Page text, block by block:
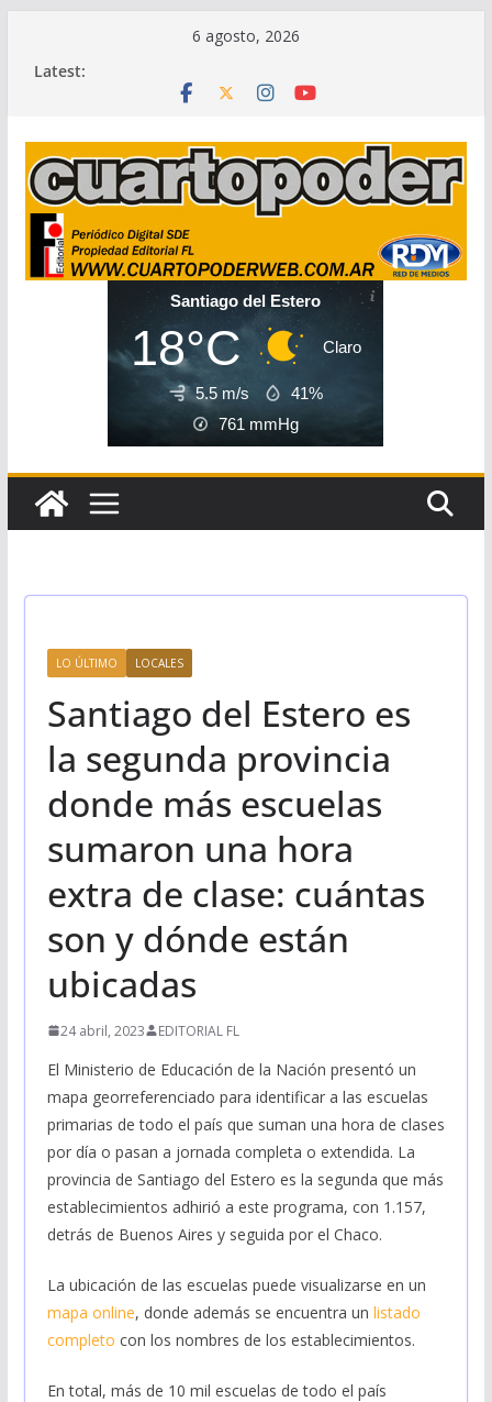
6 agosto, 2026
Latest:
Santiago del Estero
18°C Claro
5.5 m/s
41%
761 mmHg
LO ÚLTIMO LOCALES
Santiago del Estero es
la segunda provincia
donde más escuelas
sumaron una hora
extra de clase: cuántas
son y dónde están
ubicadas
24 abril, 2023 EDITORIAL FL
El Ministerio de Educación de la Nación presentó un
mapa georreferenciado para identificar a las escuelas
primarias de todo el país que suman una hora de clases
por día o pasan a jornada completa o extendida. La
provincia de Santiago del Estero es la segunda que más
establecimientos adhirió a este programa, con 1.157,
detrás de Buenos Aires y seguida por el Chaco.
La ubicación de las escuelas puede visualizarse en un
mapa online, donde además se encuentra un listado
completo con los nombres de los establecimientos.
En total, más de 10 mil escuelas de todo el país